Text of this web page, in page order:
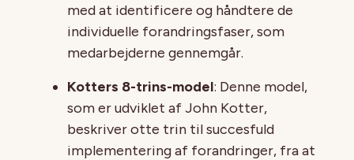
med at identificere og håndtere de
individuelle forandringsfaser, som
medarbejderne gennemgår.
Kotters 8-trins-model: Denne model,
som er udviklet af John Kotter,
beskriver otte trin til succesfuld
implementering af forandringer, fra at